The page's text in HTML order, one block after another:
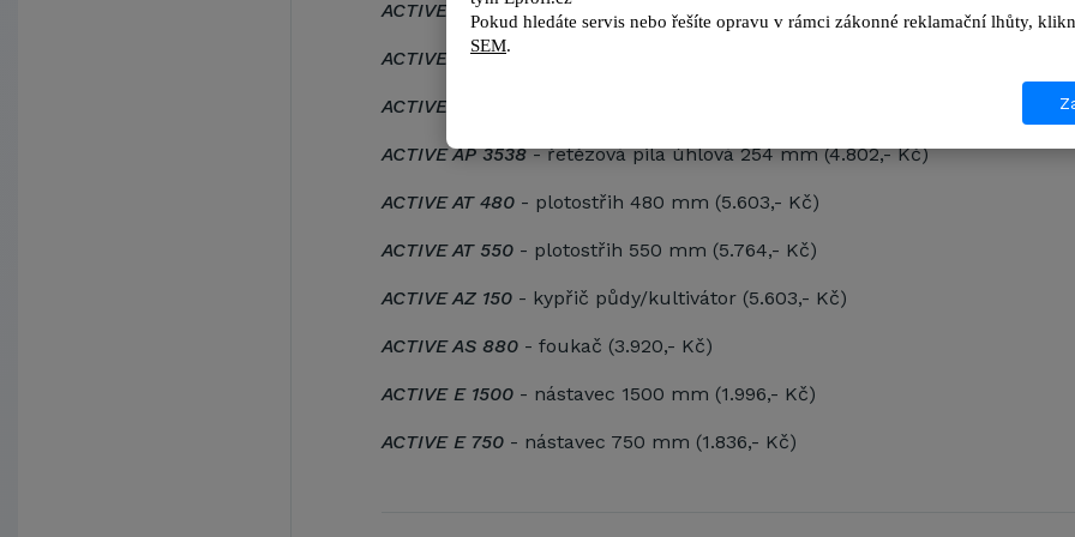
ACTIVE AP 9014- řetězová pila přímá 203 mm (4.802,- Kč)
ACTIVE AP 3514
ACTIVE AP 9038
ACTIVE AP 3538- řetězová pila úhlová 254 mm (4.802,- Kč)
ACTIVE AT 480 - plotostřih 480 mm (5.603,- Kč)
ACTIVE AT 550 - plotostřih 550 mm (5.764,- Kč)
ACTIVE AZ 150 - kypřič půdy/kultivátor (5.603,- Kč)
ACTIVE AS 880 - foukač (3.920,- Kč)
ACTIVE E 1500 - nástavec 1500 mm (1.996,- Kč)
ACTIVE E 750 - nástavec 750 mm (1.836,- Kč)
Pokud hledáte servis nebo řešíte opravu v rámci zákonné reklamační lhůty, kl
SEM.